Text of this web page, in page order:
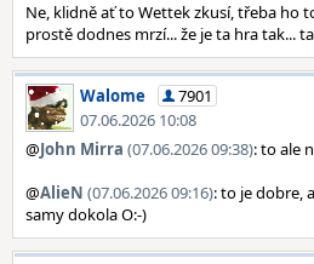
Ne, klidně ať to Wettek zkusí, třeba ho
prostě dodnes mrzí... že je ta hra tak...
Walome
7901
07.06.2026 10:08
@John Mirra (07.06.2026 09:38): to ale
@AlieN (07.06.2026 09:16): to je dobre,
samy dokola O:-)